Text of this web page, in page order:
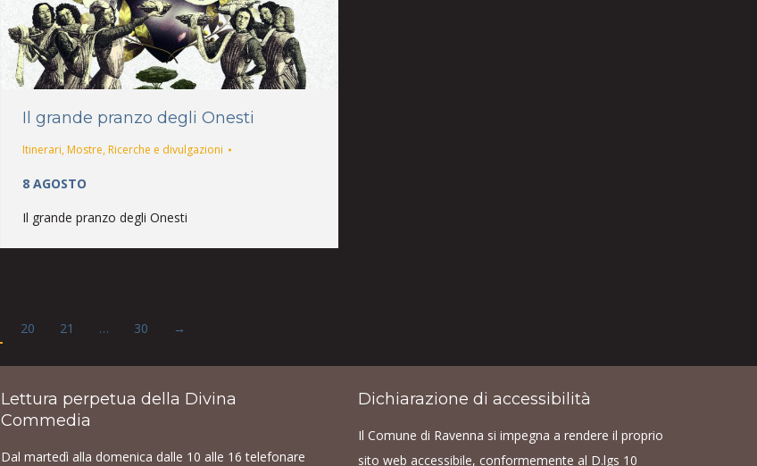
Il grande pranzo degli Onesti
Itinerari, Mostre, Ricerche e divulgazioni
8 AGOSTO
Il grande pranzo degli Onesti
20 21 … 30 →
Lettura perpetua della Divina
Commedia
Dal martedì alla domenica dalle 10 alle 16 telefonare
Dichiarazione di accessibilità
Il Comune di Ravenna si impegna a rendere il proprio
sito web accessibile, conformemente al D.lgs 10